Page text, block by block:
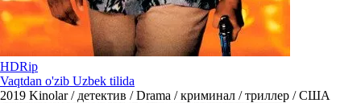
HDRip
Vaqtdan o'zib Uzbek tilida
2019 Kinolar / детектив / Drama / криминал / триллер / США